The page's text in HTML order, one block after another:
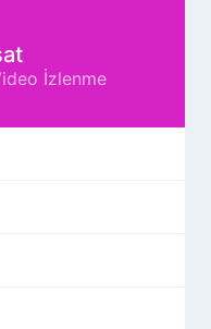
İzlenme